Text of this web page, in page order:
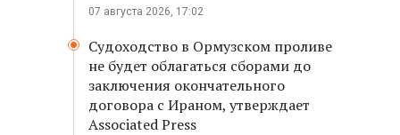
07 августа 2026, 17:02
Судоходство в Ормузском проливе
не будет облагаться сборами до
заключения окончательного
договора с Ираном, утверждает
Associated Press